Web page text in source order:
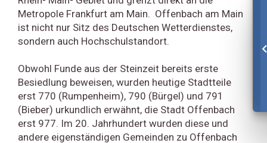
Metropole Frankfurt am Main. Offenbach am Main
ist nicht nur Sitz des Deutschen Wetterdienstes,
sondern auch Hochschulstandort.
Obwohl Funde aus der Steinzeit bereits erste
Besiedlung beweisen, wurden heutige Stadtteile
erst 770 (Rumpenheim), 790 (Bürgel) und 791
(Bieber) urkundlich erwähnt, die Stadt Offenbach
erst 977. Im 20. Jahrhundert wurden diese und
andere eigenständigen Gemeinden zu Offenbach